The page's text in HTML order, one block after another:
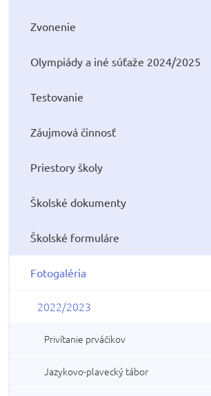
Zvonenie
Olympiády a iné súťaže 2024/2025
Testovanie
Záujmová činnosť
Priestory školy
Školské dokumenty
Školské formuláre
Fotogaléria
2022/2023
Privítanie prváčikov
Jazykovo-plavecký tábor